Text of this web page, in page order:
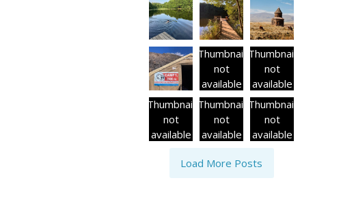
Thumbnail
not
available
Thumbnail
not
available
Thumbnail
not
available
Thumbnail
not
available
Thumbnail
not
available
Load More Posts